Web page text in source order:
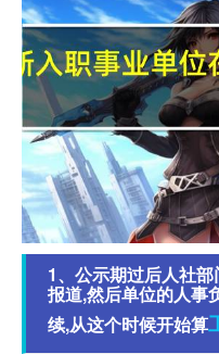
1、公示期过后人社
报道,然后单位的人事
续,从这个时候开始算